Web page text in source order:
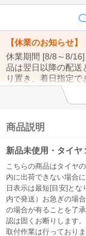
【休業のお知らせ】
休業期間 [8/8～8/
品は翌日以降の配送
り置き、着日指定で
ん）②お問合せは「
【※重要※】
@kaago.comドメイ
絡、入金先の案内メ
◆ 製造年について
【製造1年半以内】※
商品説明
新品未使用・タイヤ
こちらの商品はタイヤ
内に出荷できない場合
日表示は最短[目安]と
内で発送）お急ぎの場
の場合が有ることを了
認は固くお断りします
取付作業は行っておりま